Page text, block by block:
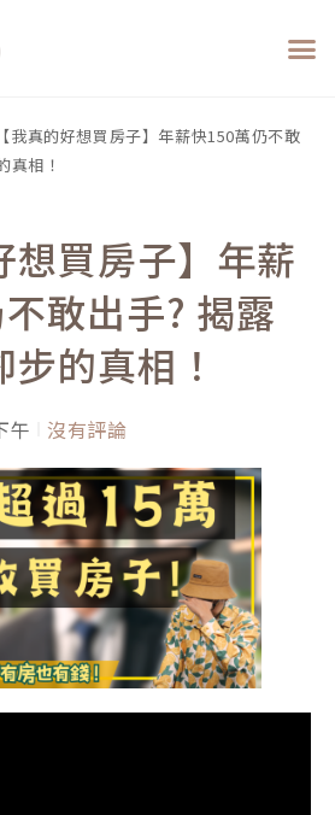
【我真的好想買房子】年薪快150萬仍不敢
真相！
想買房子】年薪
敢出手? 揭露
的真相！
午 沒有評論